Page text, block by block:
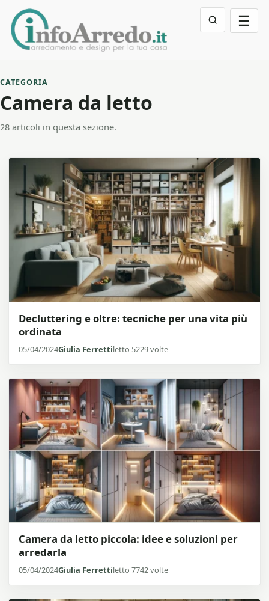
☰
CATEGORIA
Camera da letto
28 articoli in questa sezione.
Decluttering e oltre: tecniche per una vita più
ordinata
05/04/2024Giulia Ferrettiletto 5229 volte
Camera da letto piccola: idee e soluzioni per
arredarla
05/04/2024Giulia Ferrettiletto 7742 volte